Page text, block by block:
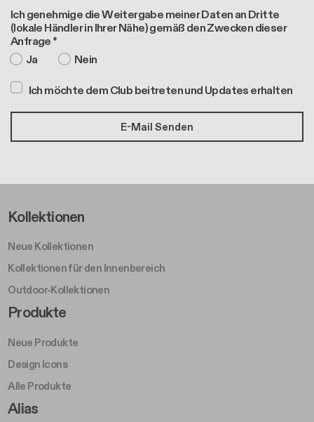
Ich genehmige die Weitergabe meiner Daten an Dritte
(lokale Händler in Ihrer Nähe) gemäß den Zwecken dieser
Anfrage *
Ja
Nein
Ich möchte dem Club beitreten und Updates erhalten
Footer Left Middle A
Kollektionen
Neue Kollektionen
Kollektionen für den Innenbereich
Outdoor-Kollektionen
Footer Right Middle A
Produkte
Neue Produkte
Design Icons
Alle Produkte
Footer Right A
Alias